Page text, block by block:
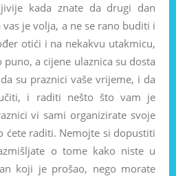
kada znate da drugi dan
je volja, a ne se rano buditi i
otići i na nekakvu utakmicu,
a cijene ulaznica su dosta
su praznici vaše vrijeme, i da
i raditi nešto što vam je
vi sami organizirate svoje
ćete raditi. Nemojte si dopustiti
o tome kako niste u
koji je prošao, nego morate